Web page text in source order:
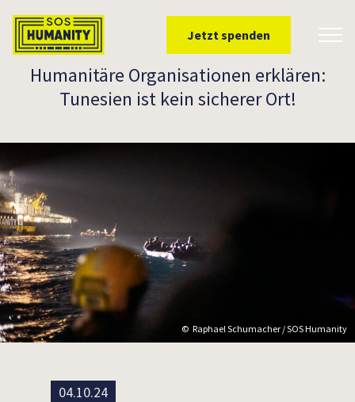
Jetzt spenden
Humanitäre Organisationen erklären:
Tunesien ist kein sicherer Ort!
Raphael Schumacher / SOS Humanity
04.10.24